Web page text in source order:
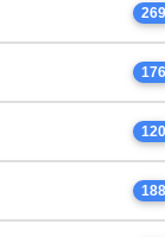
269
176
120
188